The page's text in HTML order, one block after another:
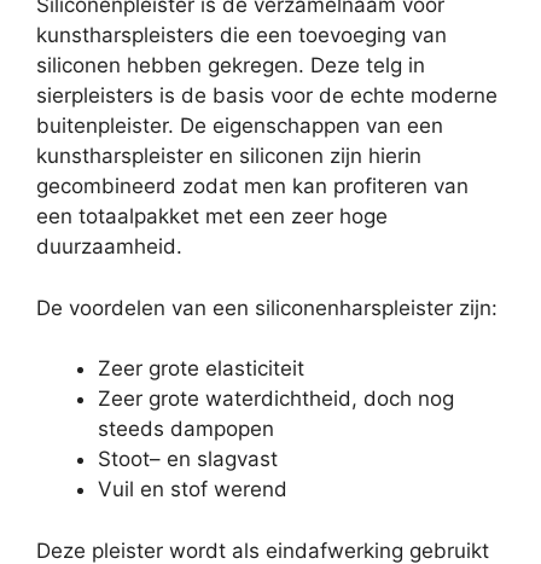
Siliconenpleister is de verzamelnaam voor
kunstharspleisters die een toevoeging van
siliconen hebben gekregen. Deze telg in
sierpleisters is de basis voor de echte moderne
buitenpleister. De eigenschappen van een
kunstharspleister en siliconen zijn hierin
gecombineerd zodat men kan profiteren van
een totaalpakket met een zeer hoge
duurzaamheid.
De voordelen van een siliconenharspleister zijn:
Zeer grote elasticiteit
Zeer grote waterdichtheid, doch nog
steeds dampopen
Stoot– en slagvast
Vuil en stof werend
Deze pleister wordt als eindafwerking gebruikt